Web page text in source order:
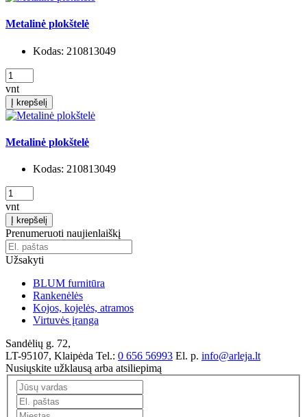
Metalinė plokštelė
Kodas: 210813049
vnt
Į krepšelį
Metalinė plokštelė
Kodas: 210813049
vnt
Į krepšelį
Prenumeruoti naujienlaiškį
Užsakyti
BLUM furnitūra
Rankenėlės
Kojos, kojelės, atramos
Virtuvės įranga
Sandėlių g. 72,
LT-95107, Klaipėda Tel.: 0 656 56993 El. p. info@arleja.lt
Nusiųskite užklausą arba atsiliepimą